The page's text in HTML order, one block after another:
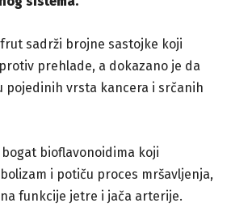
sadrži brojne sastojke koji
prehlade, a dokazano je da
pojedinih vrsta kancera i srčanih
bioflavonoidima koji
i potiču proces mršavljenja,
funkcije jetre i jača arterije.